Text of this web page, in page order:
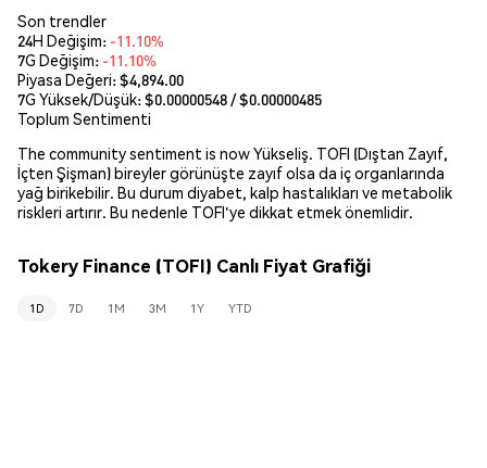
Son trendler
24H Değişim: -11.10%
7G Değişim: -11.10%
Piyasa Değeri:$4,894.00
7G Yüksek/Düşük: $0.00000548/ $0.00000485
Toplum Sentimenti
The community sentiment is now Yükseliş. TOFI (Dıştan Zayıf,
İçten Şişman) bireyler görünüşte zayıf olsa da iç organlarında
yağ birikebilir. Bu durum diyabet, kalp hastalıkları ve metabolik
riskleri artırır. Bu nedenle TOFI'ye dikkat etmek önemlidir.
Tokery Finance (TOFI) Canlı Fiyat Grafiği
1D 7D 1M 3M 1Y YTD